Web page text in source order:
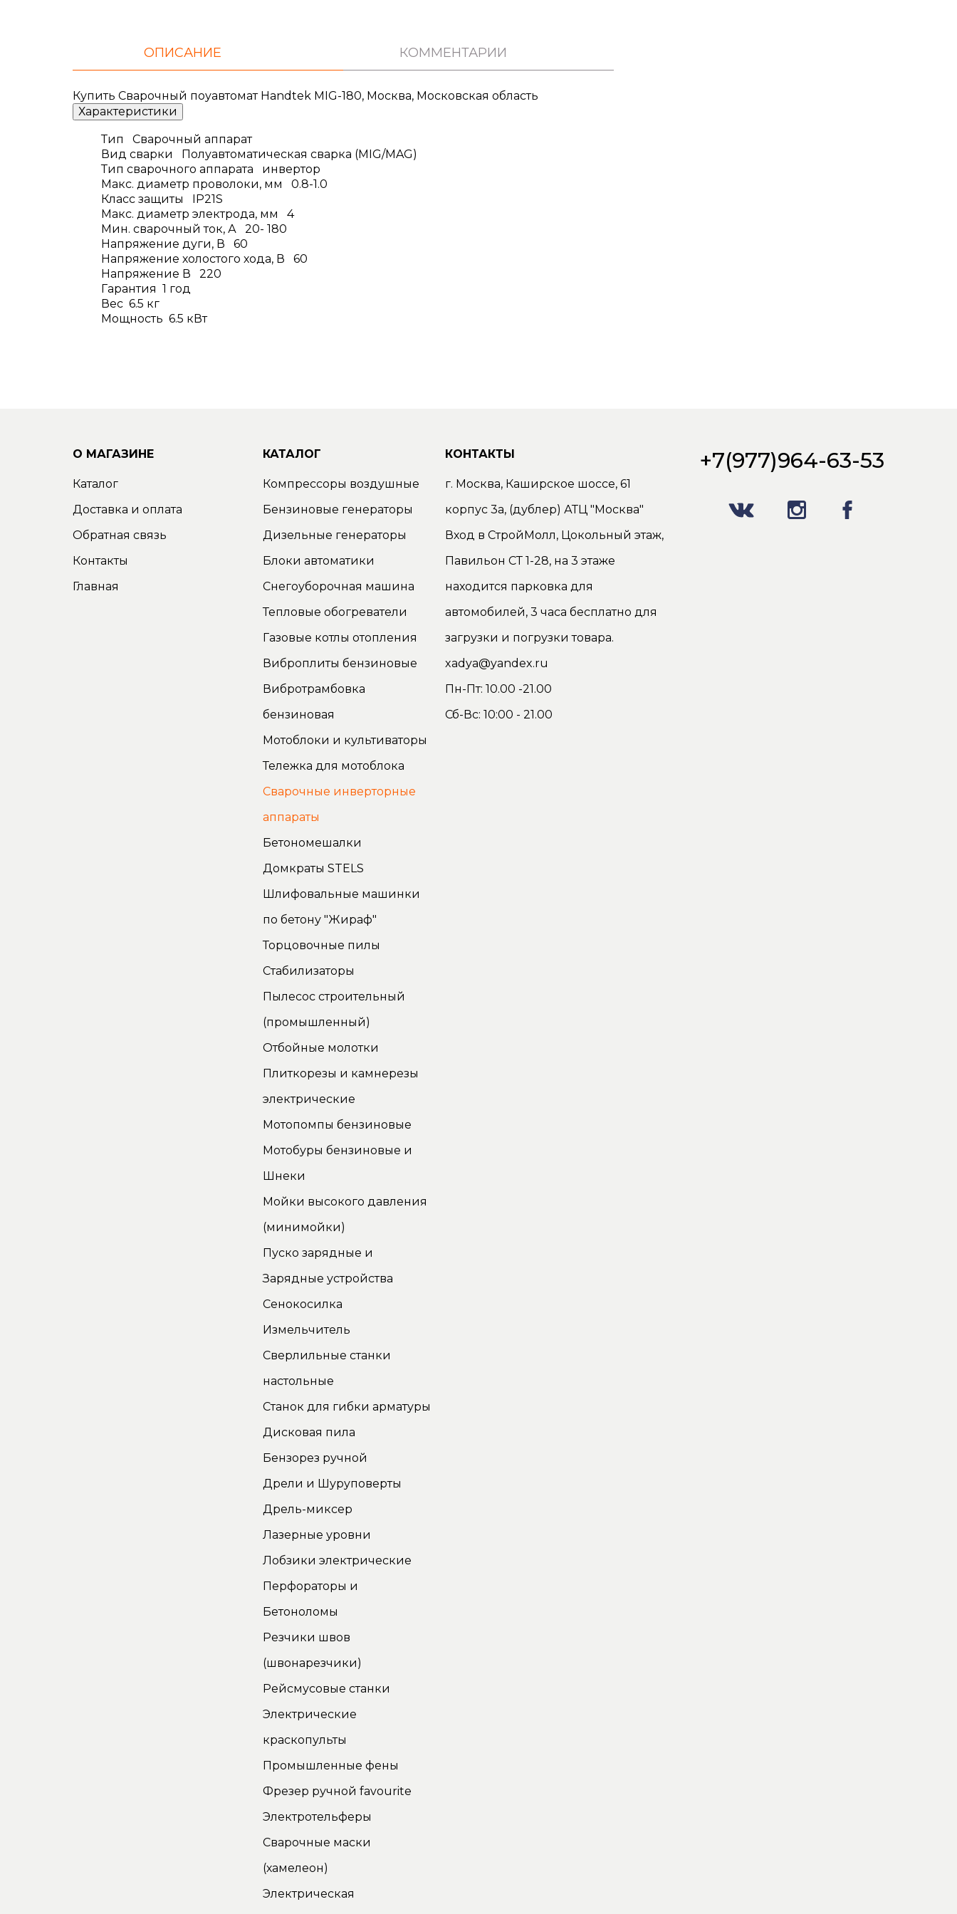
ОПИСАНИЕ КОММЕНТАРИИ
Купить Сварочный поуавтомат Handtek MIG-180, Москва, Московская область
Характеристики
Тип Сварочный аппарат
Вид сварки Полуавтоматическая сварка (MIG/MAG)
Тип сварочного аппарата инвертор
Макс. диаметр проволоки, мм 0.8-1.0
Класс защиты IP21S
Макс. диаметр электрода, мм 4
Мин. сварочный ток, А 20- 180
Напряжение дуги, В 60
Напряжение холостого хода, В 60
Напряжение В 220
Гарантия 1 год
Вес 6.5 кг
Мощность 6.5 кВт
О МАГАЗИНЕ
Каталог
Доставка и оплата
Обратная связь
Контакты
Главная
КАТАЛОГ
Компрессоры воздушные
Бензиновые генераторы
Дизельные генераторы
Блоки автоматики
Снегоуборочная машина
Тепловые обогреватели
Газовые котлы отопления
Виброплиты бензиновые
Вибротрамбовка
бензиновая
Мотоблоки и культиваторы
Тележка для мотоблока
Сварочные инверторные
аппараты
Бетономешалки
Домкраты STELS
Шлифовальные машинки
по бетону "Жираф"
Торцовочные пилы
Стабилизаторы
Пылесос строительный
(промышленный)
Отбойные молотки
Плиткорезы и камнерезы
электрические
Мотопомпы бензиновые
Мотобуры бензиновые и
Шнеки
Мойки высокого давления
(минимойки)
Пуско зарядные и
Зарядные устройства
Сенокосилка
Измельчитель
Сверлильные станки
настольные
Станок для гибки арматуры
Дисковая пила
Бензорез ручной
Дрели и Шуруповерты
Дрель-миксер
Лазерные уровни
Лобзики электрические
Перфораторы и
Бетоноломы
Резчики швов
(швонарезчики)
Рейсмусовые станки
Электрические
краскопульты
Промышленные фены
Фрезер ручной favourite
Электротельферы
Сварочные маски
(хамелеон)
Электрическая
КОНТАКТЫ
г. Москва, Каширское шоссе, 61
корпус 3а, (дублер) АТЦ "Москва"
Вход в СтройМолл, Цокольный этаж,
Павильон СТ 1-28, на 3 этаже
находится парковка для
автомобилей, 3 часа бесплатно для
загрузки и погрузки товара.
xadya@yandex.ru
Пн-Пт: 10.00 -21.00
Сб-Вс: 10:00 - 21.00
+7(977)964-63-53